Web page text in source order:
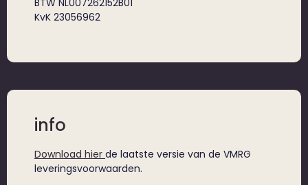
BTW NL007262152B01
KvK 23056962
info
Download hier de laatste versie van de VMRG
leveringsvoorwaarden.